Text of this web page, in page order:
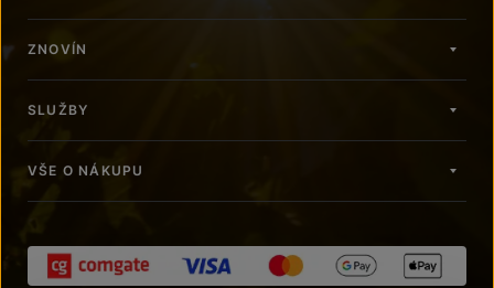
ZNOVÍN
SLUŽBY
VŠE O NÁKUPU